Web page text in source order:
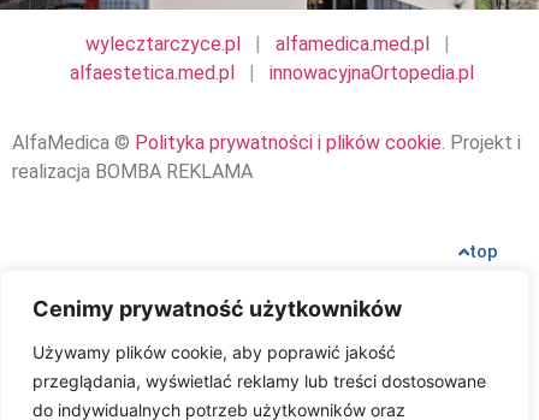
Cenimy prywatność użytkowników
Używamy plików cookie, aby poprawić jakość
przeglądania, wyświetlać reklamy lub treści dostosowane
do indywidualnych potrzeb użytkowników oraz
wylecztarczyce.pl | alfamedica.med.pl
|
alfaestetica.med.pl
| innowacyjnaOrtopedia.pl
AlfaMedica © Polityka prywatności i plików cookie. Projekt i
realizacja BOMBA REKLAMA
top